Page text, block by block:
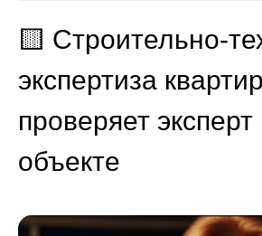
🟨 Строительно-
экспертиза
проверяет эксперт
объекте